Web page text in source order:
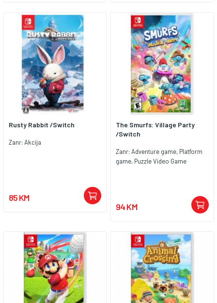
Rusty Rabbit /Switch
Zanr: Akcija
85 KM
The Smurfs: Village Party
/Switch
Zanr: Adventure game, Platform
game, Puzzle Video Game
94 KM